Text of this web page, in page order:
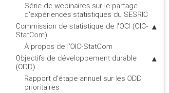
Série de webinaires sur le partage
d'expériences statistiques du SESRIC
Commission de statistique de l'OCI (OIC-
StatCom)
À propos de l’OIC-StatCom
Objectifs de développement durable
(ODD)
Rapport d’étape annuel sur les ODD
prioritaires